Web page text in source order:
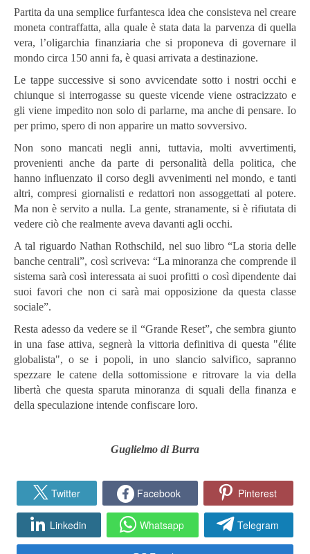
Partita da una semplice furfantesca idea che consisteva nel creare
moneta contraffatta, alla quale è stata data la parvenza di quella
vera, l’oligarchia finanziaria che si proponeva di governare il
mondo circa 150 anni fa, è quasi arrivata a destinazione.
Le tappe successive si sono avvicendate sotto i nostri occhi e
chiunque si interrogasse su queste vicende viene ostracizzato e
gli viene impedito non solo di parlarne, ma anche di pensare. Io
per primo, spero di non apparire un matto sovversivo.
Non sono mancati negli anni, tuttavia, molti avvertimenti,
provenienti anche da parte di personalità della politica, che
hanno influenzato il corso degli avvenimenti nel mondo, e tanti
altri, compresi giornalisti e redattori non assoggettati al potere.
Ma non è servito a nulla. La gente, stranamente, si è rifiutata di
vedere ciò che realmente aveva davanti agli occhi.
A tal riguardo Nathan Rothschild, nel suo libro “La storia delle
banche centrali”, così scriveva: “La minoranza che comprende il
sistema sarà così interessata ai suoi profitti o così dipendente dai
suoi favori che non ci sarà mai opposizione da questa classe
sociale”.
Resta adesso da vedere se il “Grande Reset”, che sembra giunto
in una fase attiva, segnerà la vittoria definitiva di questa "élite
globalista", o se i popoli, in uno slancio salvifico, sapranno
spezzare le catene della sottomissione e ritrovare la via della
libertà che questa sparuta minoranza di squali della finanza e
della speculazione intende confiscare loro.
Guglielmo di Burra
Twitter Facebook Pinterest
Linkedin Whatsapp Telegram